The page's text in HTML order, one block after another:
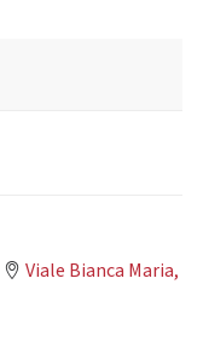
Viale Bianca Maria,